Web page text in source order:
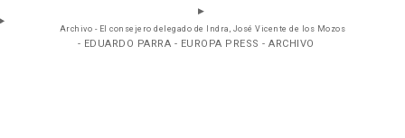
Archivo - El consejero delegado de Indra, José Vicente de los Mozos
- EDUARDO PARRA - EUROPA PRESS - ARCHIVO